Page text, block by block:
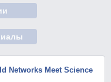
Networks Meet Science